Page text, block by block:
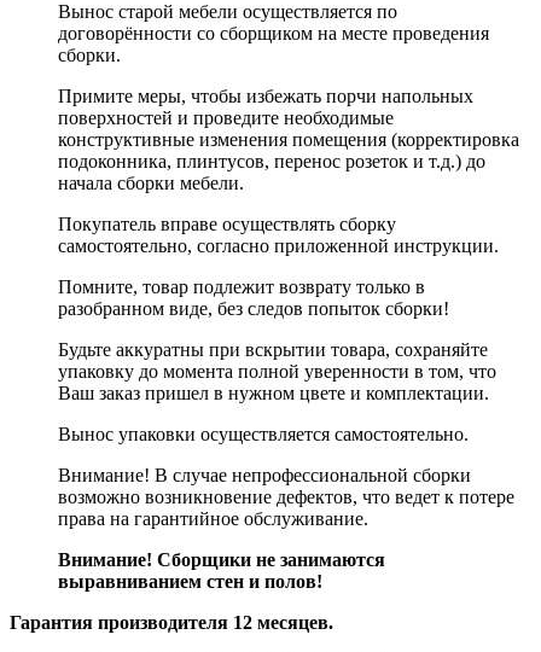
Вынос старой мебели осуществляется по
договорённости со сборщиком на месте проведения
сборки.
Примите меры, чтобы избежать порчи напольных
поверхностей и проведите необходимые
конструктивные изменения помещения (корректировка
подоконника, плинтусов, перенос розеток и т.д.) до
начала сборки мебели.
Покупатель вправе осуществлять сборку
самостоятельно, согласно приложенной инструкции.
Помните, товар подлежит возврату только в
разобранном виде, без следов попыток сборки!
Будьте аккуратны при вскрытии товара, сохраняйте
упаковку до момента полной уверенности в том, что
Ваш заказ пришел в нужном цвете и комплектации.
Вынос упаковки осуществляется самостоятельно.
Внимание! В случае непрофессиональной сборки
возможно возникновение дефектов, что ведет к потере
права на гарантийное обслуживание.
Внимание! Сборщики не занимаются
выравниванием стен и полов!
Гарантия производителя 12 месяцев.